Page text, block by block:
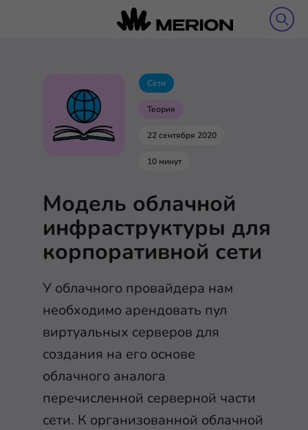
Сети
Теория
22 сентября 2020
10 минут
Модель облачной
инфраструктуры для
корпоративной сети
У облачного провайдера нам
необходимо арендовать пул
виртуальных серверов для
создания на его основе
облачного аналога
перечисленной серверной части
сети. К организованной облачной